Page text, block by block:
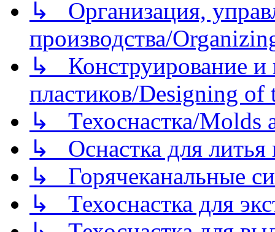
↳ Организация,
производства/
↳ Конструирование и
пластиков/Designing of
↳ Техоснастка/Molds
↳ Оснастка для литья
↳ Горячеканальные
↳ Техоснастка для